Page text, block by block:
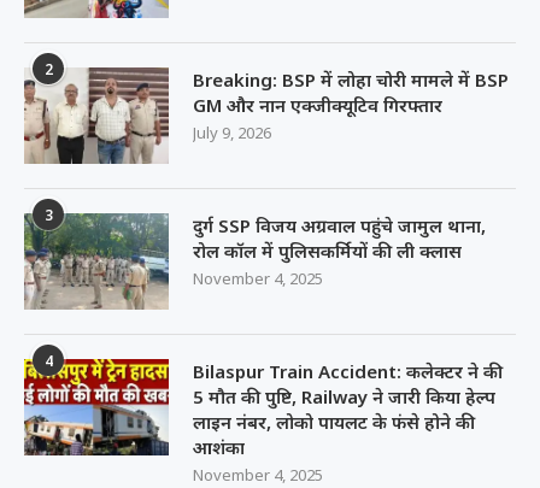
2
Breaking: BSP में लोहा चोरी मामले में BSP
GM और नान एक्जीक्यूटिव गिरफ्तार
July 9, 2026
3
दुर्ग SSP विजय अग्रवाल पहुंचे जामुल थाना,
रोल कॉल में पुलिसकर्मियों की ली क्लास
November 4, 2025
4
Bilaspur Train Accident: कलेक्टर ने की
5 मौत की पुष्टि, Railway ने जारी किया हेल्प
लाइन नंबर, लोको पायलट के फंसे होने की
आशंका
November 4, 2025